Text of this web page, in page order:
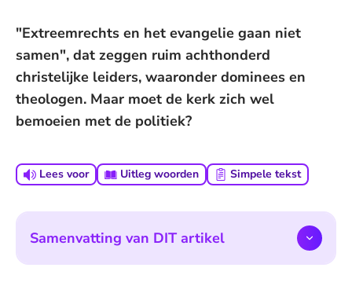
"Extreemrechts en het evangelie gaan niet
samen", dat zeggen ruim achthonderd
christelijke leiders, waaronder dominees en
theologen. Maar moet de kerk zich wel
bemoeien met de politiek?
Lees voor Uitleg woorden Simpele tekst
Samenvatting van DIT artikel